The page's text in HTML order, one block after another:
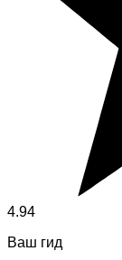
4.94
Ваш гид